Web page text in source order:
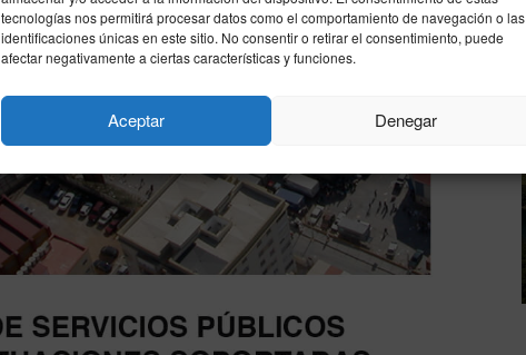
tecnologías nos permitirá procesar datos como el comportamiento de navegación o las
identificaciones únicas en este sitio. No consentir o retirar el consentimiento, puede
afectar negativamente a ciertas características y funciones.
Aceptar Denegar